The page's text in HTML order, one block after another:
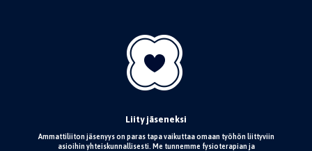
Liity jäseneksi
Ammattiliiton jäsenyys on paras tapa vaikuttaa omaan työhön liittyviin
asioihin yhteiskunnallisesti. Me tunnemme fysioterapian ja